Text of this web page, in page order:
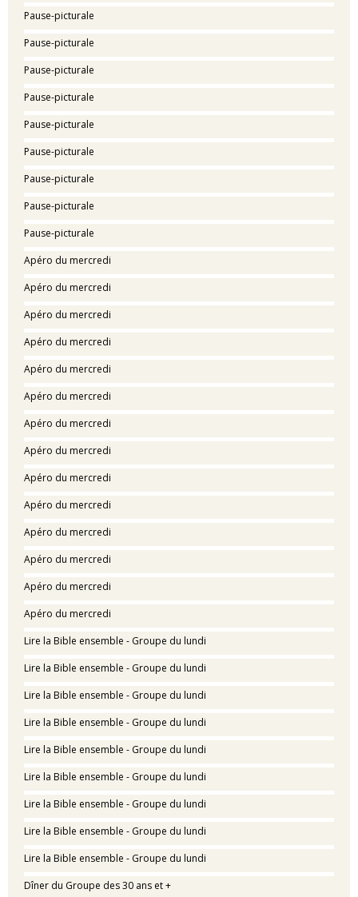
Pause-picturale
Pause-picturale
Pause-picturale
Pause-picturale
Pause-picturale
Pause-picturale
Pause-picturale
Pause-picturale
Pause-picturale
Apéro du mercredi
Apéro du mercredi
Apéro du mercredi
Apéro du mercredi
Apéro du mercredi
Apéro du mercredi
Apéro du mercredi
Apéro du mercredi
Apéro du mercredi
Apéro du mercredi
Apéro du mercredi
Apéro du mercredi
Apéro du mercredi
Apéro du mercredi
Lire la Bible ensemble - Groupe du lundi
Lire la Bible ensemble - Groupe du lundi
Lire la Bible ensemble - Groupe du lundi
Lire la Bible ensemble - Groupe du lundi
Lire la Bible ensemble - Groupe du lundi
Lire la Bible ensemble - Groupe du lundi
Lire la Bible ensemble - Groupe du lundi
Lire la Bible ensemble - Groupe du lundi
Lire la Bible ensemble - Groupe du lundi
Dîner du Groupe des 30 ans et +